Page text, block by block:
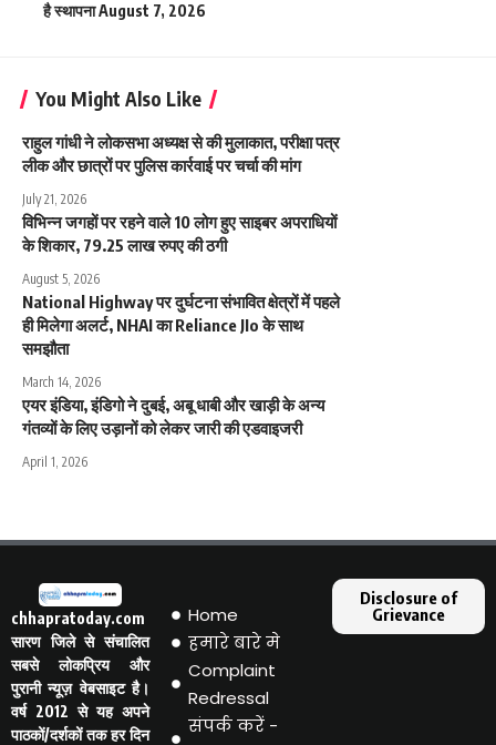
है स्थापनाAugust 7, 2026
You Might Also Like
राहुल गांधी ने लोकसभा अध्यक्ष से की मुलाकात, परीक्षा पत्र
लीक और छात्रों पर पुलिस कार्रवाई पर चर्चा की मांग
July 21, 2026
विभिन्न जगहों पर रहने वाले 10 लोग हुए साइबर अपराधियों
के शिकार, 79.25 लाख रुपए की ठगी
August 5, 2026
National Highway पर दुर्घटना संभावित क्षेत्रों में पहले
ही मिलेगा अलर्ट, NHAI का Reliance JIo के साथ
समझौता
March 14, 2026
एयर इंडिया, इंडिगो ने दुबई, अबू धाबी और खाड़ी के अन्य
गंतव्यों के लिए उड़ानों को लेकर जारी की एडवाइजरी
April 1, 2026
chhapratoday.com
सारण जिले से संचालित
सबसे लोकप्रिय और
पुरानी न्यूज़ वेबसाइट है।
वर्ष 2012 से यह अपने
पाठकों/दर्शकों तक हर दिन
Home
हमारे बारे मे
Complaint
Redressal
संपर्क करें -
Disclosure of
Grievance